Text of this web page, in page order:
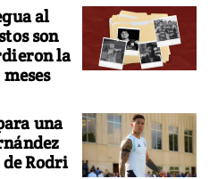
al
son
la
una
Rodri